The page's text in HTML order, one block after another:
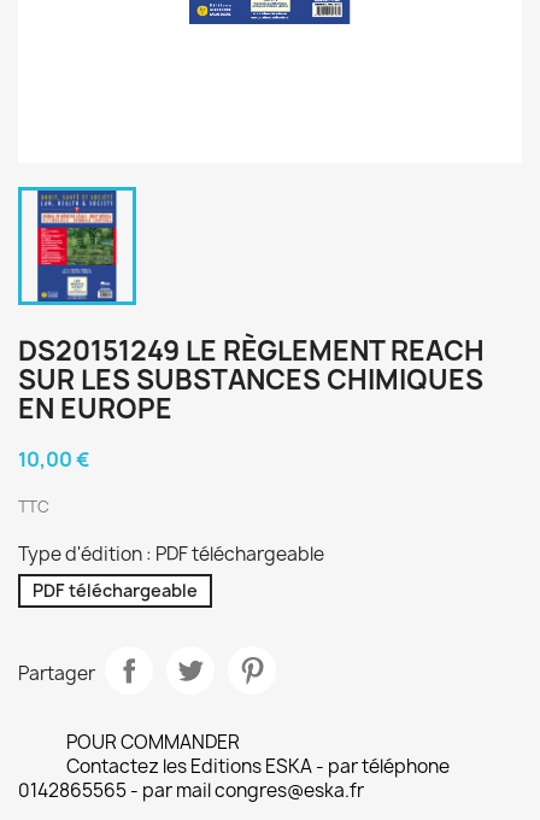
DS20151249 LE RÈGLEMENT REACH
SUR LES SUBSTANCES CHIMIQUES
EN EUROPE
10,00 €
TTC
Type d'édition : PDF téléchargeable
PDF téléchargeable
Partager
POUR COMMANDER
Contactez les Editions ESKA - par téléphone
0142865565 - par mail congres@eska.fr